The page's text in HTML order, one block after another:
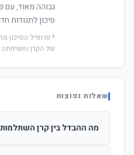
גבוהה מאוד, עם
סיכון לתנודות
* פרופיל הסיכון
של הקרן
שאלות נפוצות
מה ההבדל בין קרן